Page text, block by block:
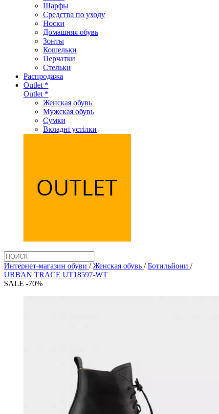
Шарфы
Средства по уходу
Носки
Домашняя обувь
Зонты
Кошельки
Перчатки
Стельки
Распродажа
Outlet *
Outlet *
Женская обувь
Мужская обувь
Сумки
Вкладні устілки
Интернет-магазин обуви /Женская обувь /Ботильйони /
URBAN TRACE UT18597-WT
SALE -70%